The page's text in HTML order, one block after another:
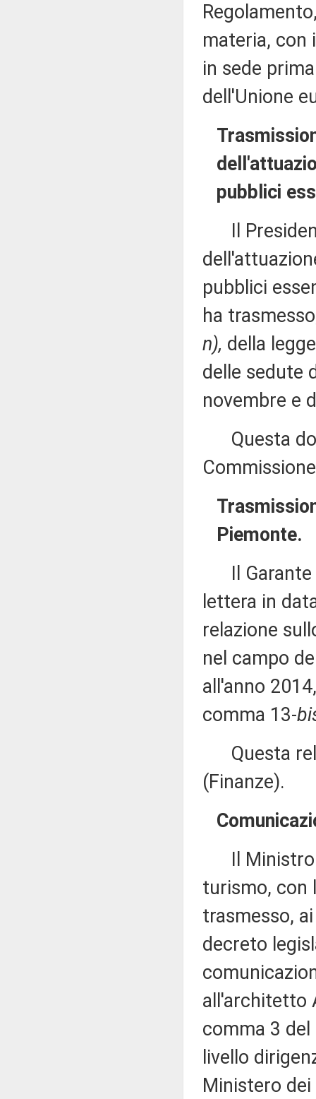
materia, con
in sede
dell'Unione
pubblici
Il
pubblici
ha
n), della
delle sedute
novembre e
Questa
Piemonte.
Il Garante
lettera in
relazione
nel campo
all'anno
comma 13-
Questa
(Finanze).
Il Ministro
turismo, con
trasmesso,
decreto
all'architetto
comma 3
livello
Ministero